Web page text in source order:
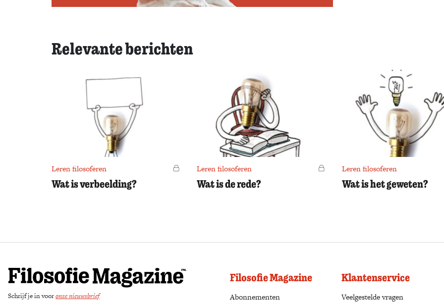
Relevante berichten
Leren filosoferen Voor leden
Wat is verbeelding?
Leren filosoferen Voor leden
Wat is de rede?
Leren filosoferen
Wat is het geweten?
Schrijf je in vooronze nieuwsbrief
Filosofie Magazine
Abonnementen (opens in a new tab)
Klantenservice
Veelgestelde vragen